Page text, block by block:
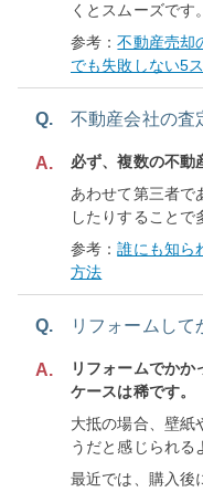
くとスムーズです。
参考：不動産売却
でも失敗しない5
Q. 不動産会社の査
A.
必ず、複数の不動
あわせて第三者で
したりすることで
参考：誰にも知ら
方法
Q. リフォームして
A.
リフォームでかか
ケースは稀です。
大抵の場合、壁紙
うだと感じられる
最近では、購入後